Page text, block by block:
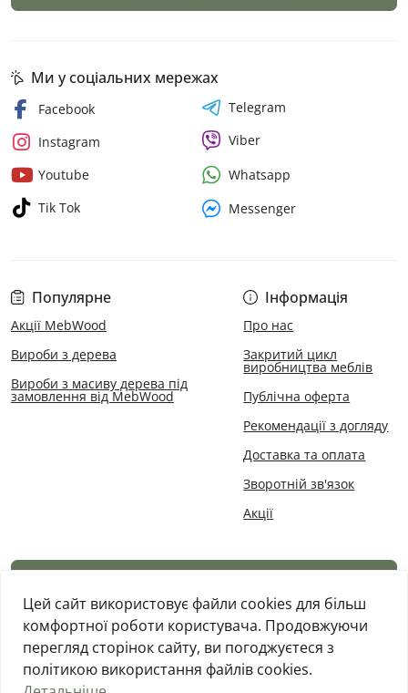
Популярне
Акції MebWood
Вироби з дерева
Вироби з масиву дерева під
замовлення від MebWood
Інформація
Про нас
Закритий цикл
виробництва меблів
Публічна оферта
Рекомендації з догляду
Доставка та оплата
Зворотній зв'язок
Акції
Ми у соціальних мережах
Facebook
Instagram
Youtube
Tik Tok
Telegram
Viber
Whatsapp
Messenger
Цей сайт використовує файли cookies для більш
комфортної роботи користувача. Продовжуючи
перегляд сторінок сайту, ви погоджуєтеся з
політикою використання файлів cookies.